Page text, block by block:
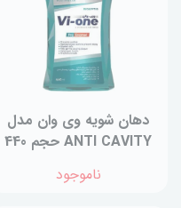
دهان شویه وی وان مدل
ANTI CAVITY حجم 440
ناموجود